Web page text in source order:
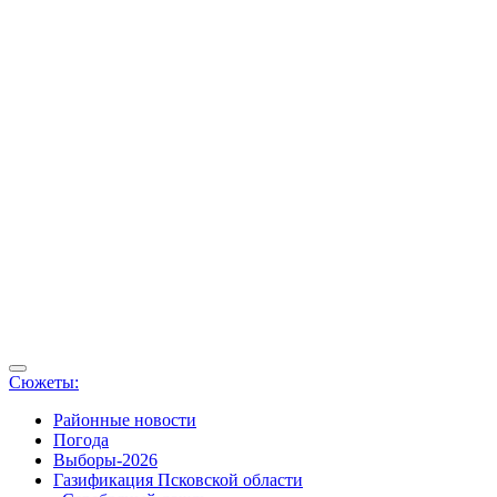
Сюжеты:
Районные новости
Погода
Выборы-2026
Газификация Псковской области